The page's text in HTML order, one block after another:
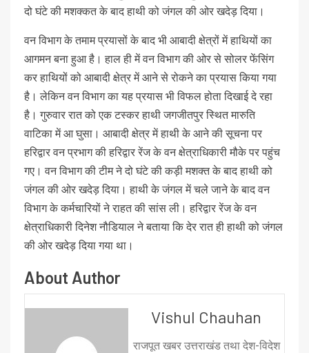
दो घंटे की मशक्कत के बाद हाथी को जंगल की ओर खदेड़ दिया।
वन विभाग के तमाम प्रयासों के बाद भी आबादी क्षेत्रों में हाथियों का
आगमन बना हुआ है। हाल ही में वन विभाग की ओर से सोलर फेंसिंग
कर हाथियों को आबादी क्षेत्र में आने से रोकने का प्रयास किया गया
है। लेकिन वन विभाग का यह प्रयास भी विफल होता दिखाई दे रहा
है। गुरुवार रात को एक टस्कर हाथी जगजीतपुर स्थित मारुति
वाटिका में आ घुसा। आबादी क्षेत्र में हाथी के आने की सूचना पर
हरिद्वार वन प्रभाग की हरिद्वार रेंज के वन क्षेत्राधिकारी मौके पर पहुंच
गए। वन विभाग की टीम ने दो घंटे की कड़ी मशक्त के बाद हाथी को
जंगल की ओर खदेड़ दिया। हाथी के जंगल में चले जाने के बाद वन
विभाग के कर्मचारियों ने राहत की सांस ली। हरिद्वार रेंज के वन
क्षेत्राधिकारी दिनेश नौडियाल ने बताया कि देर रात ही हाथी को जंगल
की ओर खदेड़ दिया गया था।
About Author
Vishul Chauhan
राजपूत खबर उत्तराखंड तथा देश-विदेश